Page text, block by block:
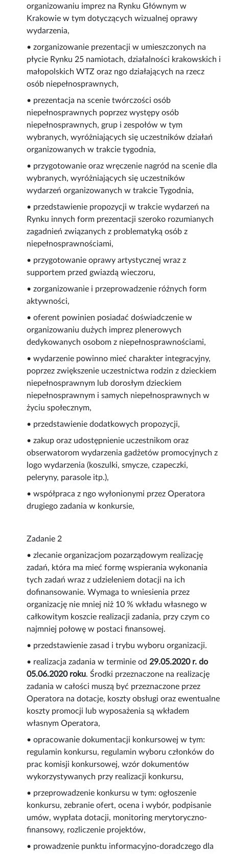
organizowaniu imprez na Rynku Głównym w
Krakowie w tym dotyczących wizualnej oprawy
wydarzenia,
• zorganizowanie prezentacji w umieszczonych na
płycie Rynku 25 namiotach, działalności krakowskich i
małopolskich WTZ oraz ngo działających na rzecz
osób niepełnosprawnych,
• prezentacja na scenie twórczości osób
niepełnosprawnych poprzez występy osób
niepełnosprawnych, grup i zespołów w tym
wybranych, wyróżniających się uczestników działań
organizowanych w trakcie tygodnia,
• przygotowanie oraz wręczenie nagród na scenie dla
wybranych, wyróżniających się uczestników
wydarzeń organizowanych w trakcie Tygodnia,
• przedstawienie propozycji w trakcie wydarzeń na
Rynku innych form prezentacji szeroko rozumianych
zagadnień związanych z problematyką osób z
niepełnosprawnościami,
• przygotowanie oprawy artystycznej wraz z
supportem przed gwiazdą wieczoru,
• zorganizowanie i przeprowadzenie różnych form
aktywności,
• oferent powinien posiadać doświadczenie w
organizowaniu dużych imprez plenerowych
dedykowanych osobom z niepełnosprawnościami,
• wydarzenie powinno mieć charakter integracyjny,
poprzez zwiększenie uczestnictwa rodzin z dzieckiem
niepełnosprawnym lub dorosłym dzieckiem
niepełnosprawnym i samych niepełnosprawnych w
życiu społecznym,
• przedstawienie dodatkowych propozycji,
• zakup oraz udostępnienie uczestnikom oraz
obserwatorom wydarzenia gadżetów promocyjnych z
logo wydarzenia (koszulki, smycze, czapeczki,
peleryny, parasole itp.),
• współpraca z ngo wyłonionymi przez Operatora
drugiego zadania w konkursie,
Zadanie 2
• zlecanie organizacjom pozarządowym realizację
zadań, która ma mieć formę wspierania wykonania
tych zadań wraz z udzieleniem dotacji na ich
dofinansowanie. Wymaga to wniesienia przez
organizację nie mniej niż 10 % wkładu własnego w
całkowitym koszcie realizacji zadania, przy czym co
najmniej połowę w postaci finansowej.
• przedstawienie zasad i trybu wyboru organizacji.
• realizacja zadania w terminie od 29.05.2020 r. do
05.06.2020 roku. Środki przeznaczone na realizację
zadania w całości muszą być przeznaczone przez
Operatora na dotacje, koszty obsługi oraz ewentualne
koszty promocji lub wyposażenia są wkładem
własnym Operatora,
• opracowanie dokumentacji konkursowej w tym:
regulamin konkursu, regulamin wyboru członków do
prac komisji konkursowej, wzór dokumentów
wykorzystywanych przy realizacji konkursu,
• przeprowadzenie konkursu w tym: ogłoszenie
konkursu, zebranie ofert, ocena i wybór, podpisanie
umów, wypłata dotacji, monitoring merytoryczno-
finansowy, rozliczenie projektów,
• prowadzenie punktu informacyjno-doradczego dla